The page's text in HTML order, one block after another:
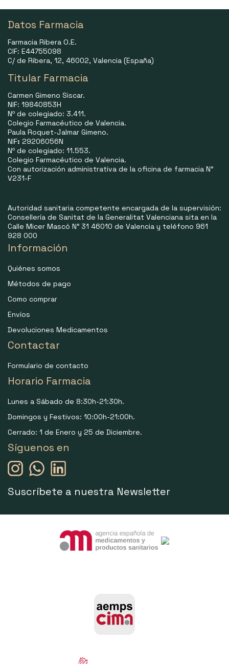
Datos Farmacia
Farmacia Ribera O.E.
CIF: E44755098
C/ de Ribera, 12, 46002, Valencia (España)
Titular Farmacia
Carmen Gimeno Siscar.
NIF: 19840853H
Nº de colegiado: 3.411.
Colegio Farmacéutico de Valencia.
Paula Roquet-Jalmar Gimeno.
NIF: 29206056N
Nº de colegiado: 11.553.
Colegio Farmacéutico de Valencia.
Con autorización administrativa de la oficina de farmacia N°
V231-F
Autoridad sanitaria competente encargada de la supervisión:
Consellería de Sanitat de la Generalitat Valenciana sita en la
Calle Micer Mascó N° 31 46010 de Valencia y teléfono 961
928 000
Información
Quiénes somos
Métodos de pago
Como comprar
Envíos
Devoluciones Medicamentos
Contactar
Formulario de contacto
Horario Farmacia
Lunes a Sábado de 8:30h-21:30h.
Domingos y Festivos: 10:00h-21:00h.
Cerrado: 1 de Enero y 25 de Diciembre.
Síguenos en
Suscríbete a nuestra Newsletter